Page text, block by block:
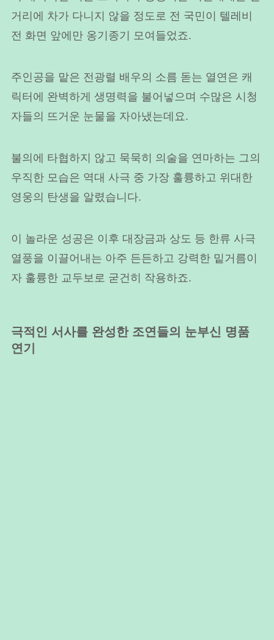
거리에 차가 다니지 않을 정도로 전 국민이 텔레비
전 화면 앞에만 옹기종기 모여들었죠.
주인공을 맡은 전광렬 배우의 소름 돋는 열연은 캐
릭터에 완벽하게 생명력을 불어넣으며 수많은 시청
자들의 뜨거운 눈물을 자아냈는데요.
불의에 타협하지 않고 묵묵히 의술을 연마하는 그의
우직한 모습은 역대 사극 중 가장 훌륭하고 위대한
영웅의 탄생을 알렸습니다.
이 놀라운 성공은 이후 대장금과 상도 등 한류 사극
열풍을 이끌어내는 아주 든든하고 강력한 밑거름이
자 훌륭한 교두보로 굳건히 작용하죠.
극적인 서사를 완성한 조연들의 눈부신 명품
연기